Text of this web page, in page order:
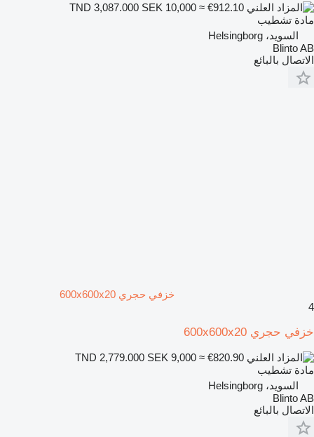
SEK 10,000 ≈ €912.10
مادة تشطيب
السويد، Helsingborg
Blinto AB
الاتصال بالبائع
خزفي حجري 600x600x20
4
خزفي حجري 600x600x20
SEK 9,000 ≈ €820.90
مادة تشطيب
السويد، Helsingborg
Blinto AB
الاتصال بالبائع